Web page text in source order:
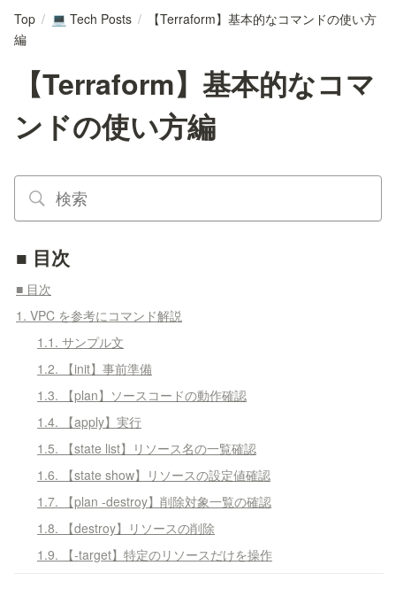
Top / 💻 Tech Posts /
【Terraform】基本的なコマンドの使い方
編
【Terraform】基本的なコマ
ンドの使い方編
■ 目次
■ 目次
1. VPC を参考にコマンド解説
1.1. サンプル文
1.2. 【init】事前準備
1.3. 【plan】ソースコードの動作確認
1.4. 【apply】実行
1.5. 【state list】リソース名の一覧確認
1.6. 【state show】リソースの設定値確認
1.7. 【plan -destroy】削除対象一覧の確認
1.8. 【destroy】リソースの削除
1.9. 【-target】特定のリソースだけを操作